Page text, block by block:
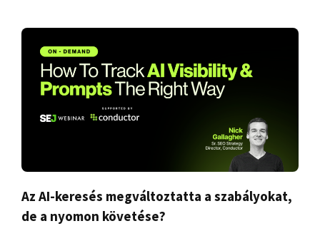
Az AI-keresés megváltoztatta a szabályokat,
de a nyomon követése?